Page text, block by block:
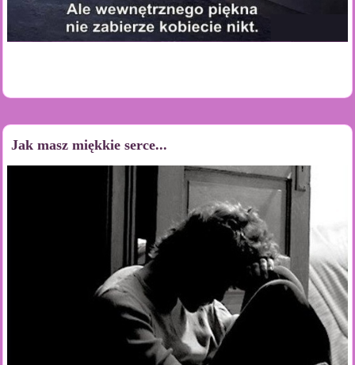
Jak masz miękkie serce...